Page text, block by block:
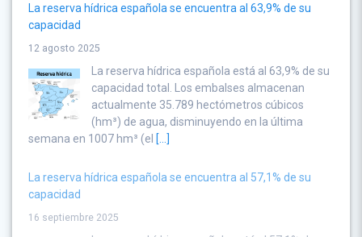
La reserva hídrica española se encuentra al 63,9% de su
capacidad
12 agosto 2025
La reserva hídrica española está al 63,9% de su
capacidad total. Los embalses almacenan
actualmente 35.789 hectómetros cúbicos
(hm³) de agua, disminuyendo en la última
semana en 1007 hm³ (el [...]
La reserva hídrica española se encuentra al 57,1% de su
capacidad
16 septiembre 2025